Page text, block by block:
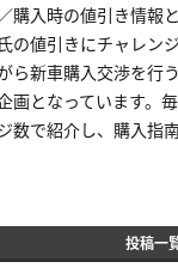
購入時の値引き情報
の値引きにチャレン
ら新車購入交渉を行
画となっています。
数で紹介し、購入指
投稿一